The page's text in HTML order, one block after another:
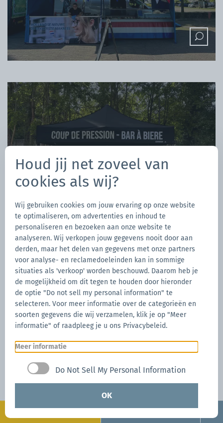
Houd jij net zoveel van
cookies als wij?
Wij gebruiken cookies om jouw ervaring op onze website
te optimaliseren, om advertenties en inhoud te
personaliseren en bezoeken aan onze website te
analyseren. Wij verkopen jouw gegevens nooit door aan
derden, maar het delen van gegevens met onze partners
voor analyse- en reclamedoeleinden kan in sommige
situaties als 'verkoop' worden beschouwd. Daarom heb je
de mogelijkheid om dit tegen te houden door hieronder
de optie "Do not sell my personal information" te
selecteren. Voor meer informatie over de categorieën en
soorten gegevens die wij verzamelen, klik je op "Meer
informatie" of raadpleeg je u ons Privacybeleid.
Meer informatie
Do Not Sell My Personal Information
OK
Configureren
Nu aanvragen